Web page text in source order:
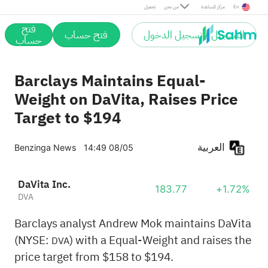
تحميل من نحن مركز المساعدة En
التسجيل / تسجيل الدخول فتح حساب فتح
حساب
Barclays Maintains Equal-
Weight on DaVita, Raises Price
Target to $194
Benzinga News 14:49 08/05
DaVita Inc.
DVA
183.77 +1.72%
Barclays analyst Andrew Mok maintains DaVita
(NYSE: DVA) with a Equal-Weight and raises the
price target from $158 to $194.